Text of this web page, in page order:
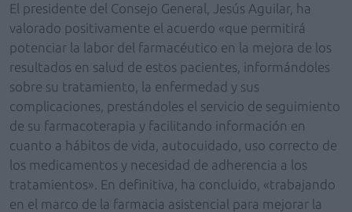
El presidente del Consejo General, Jesús Aguilar, ha
valorado positivamente el acuerdo «que permitirá
potenciar la labor del farmacéutico en la mejora de los
resultados en salud de estos pacientes, informándoles
sobre su tratamiento, la enfermedad y sus
complicaciones, prestándoles el servicio de seguimiento
de su farmacoterapia y facilitando información en
cuanto a hábitos de vida, autocuidado, uso correcto de
los medicamentos y necesidad de adherencia a los
tratamientos». En definitiva, ha concluido, «trabajando
en el marco de la farmacia asistencial para mejorar la